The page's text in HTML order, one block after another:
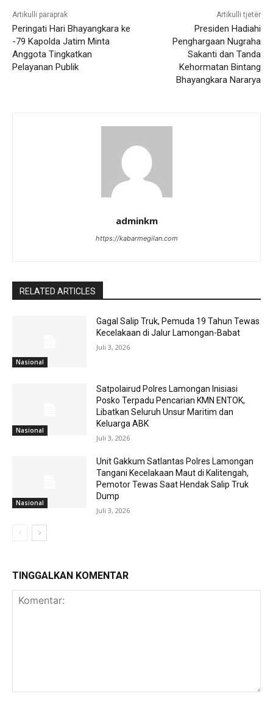
Artikulli paraprak
Peringati Hari Bhayangkara ke
-79 Kapolda Jatim Minta
Anggota Tingkatkan
Pelayanan Publik
Artikulli tjetër
Presiden Hadiahi
Penghargaan Nugraha
Sakanti dan Tanda
Kehormatan Bintang
Bhayangkara Nararya
adminkm
https://kabarmegilan.com
RELATED ARTICLES
Nasional
Gagal Salip Truk, Pemuda 19 Tahun Tewas
Kecelakaan di Jalur Lamongan-Babat
Juli 3, 2026
Nasional
Satpolairud Polres Lamongan Inisiasi
Posko Terpadu Pencarian KMN ENTOK,
Libatkan Seluruh Unsur Maritim dan
Keluarga ABK
Juli 3, 2026
Nasional
Unit Gakkum Satlantas Polres Lamongan
Tangani Kecelakaan Maut di Kalitengah,
Pemotor Tewas Saat Hendak Salip Truk
Dump
Juli 3, 2026
TINGGALKAN KOMENTAR